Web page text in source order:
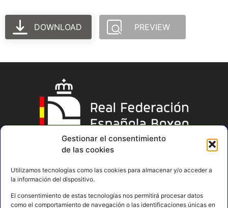
Gestionar el consentimiento
de las cookies
Utilizamos tecnologías como las cookies para almacenar y/o acceder a
la información del dispositivo.
El consentimiento de estas tecnologías nos permitirá procesar datos
como el comportamiento de navegación o las identificaciones únicas en
DOWNLOAD PREVIEW